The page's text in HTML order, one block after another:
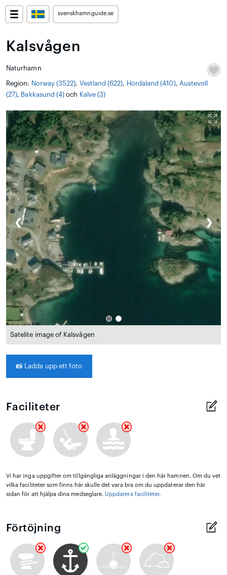
svenskhamnguide.se
Kalsvågen
Naturhamn
Region: Norway (3522), Vestland (622), Hordaland (410), Austevoll
(27), Bakkasund (4) och Kalve (3)
❮ ❯
Satelite image of Kalsvågen
📸 Ladda upp ett foto
Faciliteter
Vi har inga uppgifter om tillgängliga anläggningar i den här hamnen. Om du vet
vilka faciliteter som finns här skulle det vara bra om du uppdaterar den här
sidan för att hjälpa dina medseglare. Uppdatera faciliteter.
Förtöjning